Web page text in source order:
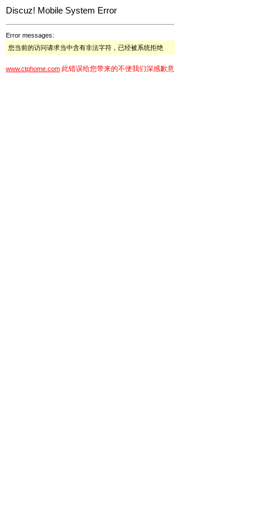
Discuz! Mobile System Error
Error messages:
您当前的访问请求当中含有非法字符，已经被系统拒绝
www.ctphome.com 此错误给您带来的不便我们深感歉意